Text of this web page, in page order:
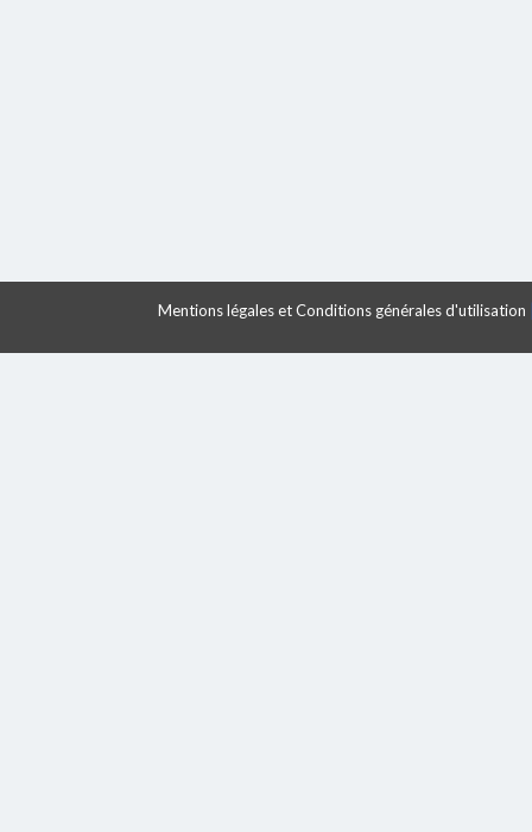
Mentions légales et Conditions générales d'utilisation